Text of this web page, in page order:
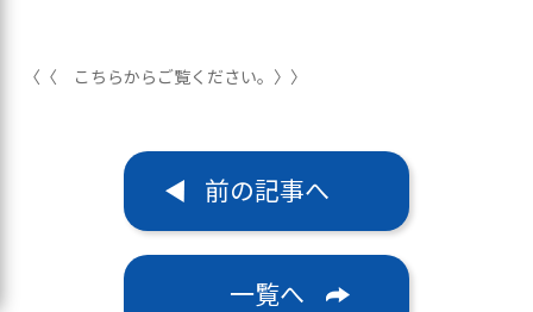
〈〈 こちらからご覧ください。〉〉
前の記事へ
一覧へ